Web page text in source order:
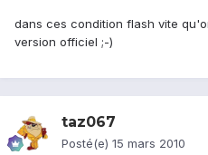
dans ces condition flash vite
version officiel ;-)
taz067
Posté(e) 15 mars 2010